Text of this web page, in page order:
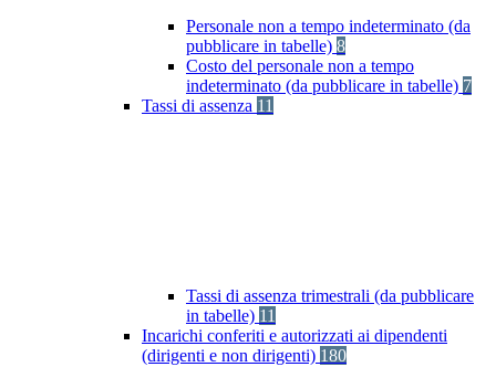
Personale non a tempo indeterminato (da
pubblicare in tabelle) 8
Costo del personale non a tempo
indeterminato (da pubblicare in tabelle) 7
Tassi di assenza 11
Tassi di assenza trimestrali (da pubblicare
in tabelle) 11
Incarichi conferiti e autorizzati ai dipendenti
(dirigenti e non dirigenti) 180